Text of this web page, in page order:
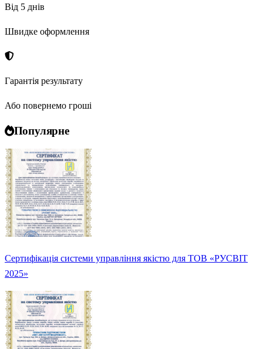
Від 5 днів
Швидке оформлення
Гарантія результату
Або повернемо гроші
Популярне
Сертифікація системи управління якістю для ТОВ «РУСВІТ
2025»